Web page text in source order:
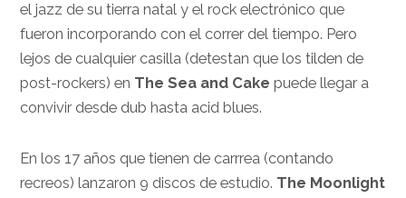
el jazz de su tierra natal y el rock electrónico que
fueron incorporando con el correr del tiempo. Pero
lejos de cualquier casilla (detestan que los tilden de
post-rockers) en The Sea and Cake puede llegar a
convivir desde dub hasta acid blues.
En los 17 años que tienen de carrrea (contando
recreos) lanzaron 9 discos de estudio. The Moonlight